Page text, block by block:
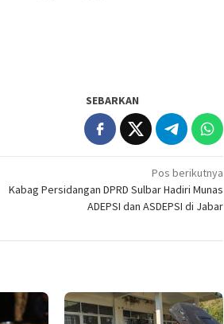
SEBARKAN
Pos berikutnya
Kabag Persidangan DPRD Sulbar Hadiri Munas
ADEPSI dan ASDEPSI di Jabar